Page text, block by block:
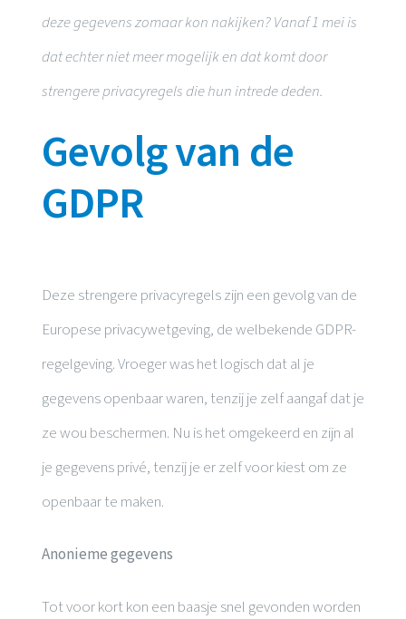
deze gegevens zomaar kon nakijken? Vanaf 1 mei is
dat echter niet meer mogelijk en dat komt door
strengere privacyregels die hun intrede deden.
Gevolg van de
GDPR
Deze strengere privacyregels zijn een gevolg van de
Europese privacywetgeving, de welbekende GDPR-
regelgeving. Vroeger was het logisch dat al je
gegevens openbaar waren, tenzij je zelf aangaf dat je
ze wou beschermen. Nu is het omgekeerd en zijn al
je gegevens privé, tenzij je er zelf voor kiest om ze
openbaar te maken.
Anonieme gegevens
Tot voor kort kon een baasje snel gevonden worden